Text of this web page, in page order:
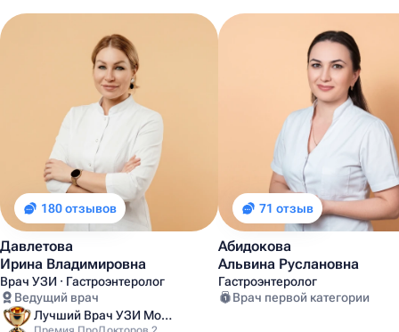
180 отзывов
Давлетова
Ирина Владимировна
Врач УЗИ · Гастроэнтеролог
Ведущий врач
Лучший Врач УЗИ Москвы
71 отзыв
Абидокова
Альвина Руслановна
Гастроэнтеролог
Врач первой категории